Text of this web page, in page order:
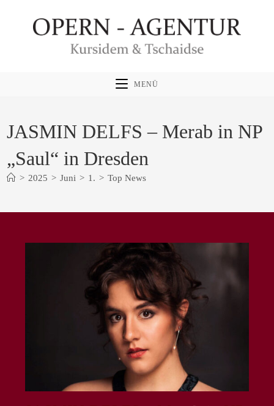
MENÜ
JASMIN DELFS – Merab in NP
„Saul“ in Dresden
> 2025 > Juni > 1. > Top News